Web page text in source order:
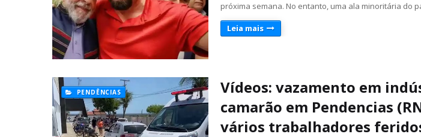
próxima semana. No entanto, uma ala minoritária do
Leia mais
PENDÊNCIAS
Vídeos: vazamento em
camarão em Pendencias
vários trabalhadores